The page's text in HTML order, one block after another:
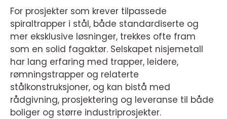
For prosjekter som krever tilpassede
spiraltrapper i stål, både standardiserte og
mer eksklusive løsninger, trekkes ofte fram
som en solid fagaktør. Selskapet nisjemetall
har lang erfaring med trapper, leidere,
rømningstrapper og relaterte
stålkonstruksjoner, og kan bistå med
rådgivning, prosjektering og leveranse til både
boliger og større industriprosjekter.